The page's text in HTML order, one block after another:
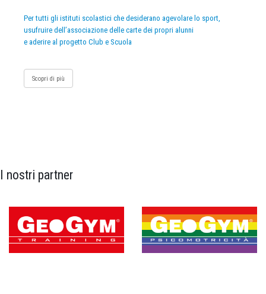
Per tutti gli istituti scolastici che desiderano agevolare lo sport,
usufruire dell’associazione delle carte dei propri alunni
e aderire al progetto Club e Scuola
Scopri di più
I nostri partner